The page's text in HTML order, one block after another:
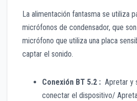
La alimentación fantasma se utiliza
micrófonos de condensador, que
micrófono que utiliza una placa
captar el sonido.
Conexión BT 5.2 : Apretar y
conectar el dispositivo/